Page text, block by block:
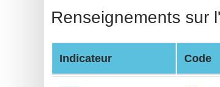
Generator
Random
Credit
Card
Generator
Renseignements sur
Indicateur Code